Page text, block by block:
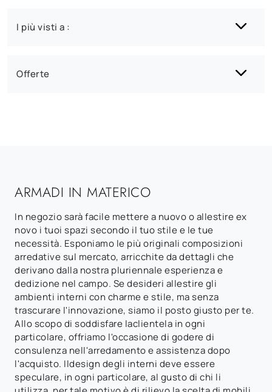
I più visti a :
Offerte
ARMADI IN MATERICO
In negozio sarà facile mettere a nuovo o allestire ex
novo i tuoi spazi secondo il tuo stile e le tue
necessità. Esponiamo le più originali composizioni
arredative sul mercato, arricchite da dettagli che
derivano dalla nostra pluriennale esperienza e
dedizione nel campo. Se desideri allestire gli
ambienti interni con charme e stile, ma senza
trascurare l'innovazione, siamo il posto giusto per te.
Allo scopo di soddisfare laclientela in ogni
particolare, offriamo l'occasione di godere di
consulenza nell'arredamento e assistenza dopo
l'acquisto. Ildesign degli interni deve essere
speculare, in ogni particolare, al gusto di chi li